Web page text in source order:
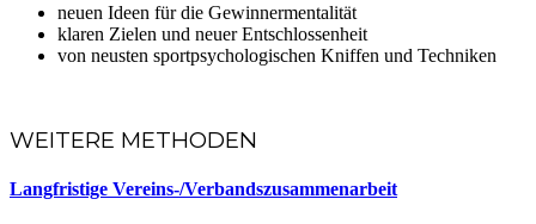
neuen Ideen für die Gewinnermentalität
klaren Zielen und neuer Entschlossenheit
von neusten sportpsychologischen Kniffen und Techniken
WEITERE METHODEN
Langfristige Vereins-/Verbandszusammenarbeit